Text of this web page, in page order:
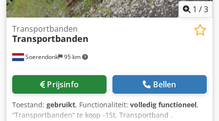
1 /3
Soerendonk 95 km
Transportbanden
Transportbanden
Prijsinfo Bellen
Toestand: gebruikt, Functionaliteit: volledig functioneel,
“Transportbanden“ te koop -1St. Transportband .